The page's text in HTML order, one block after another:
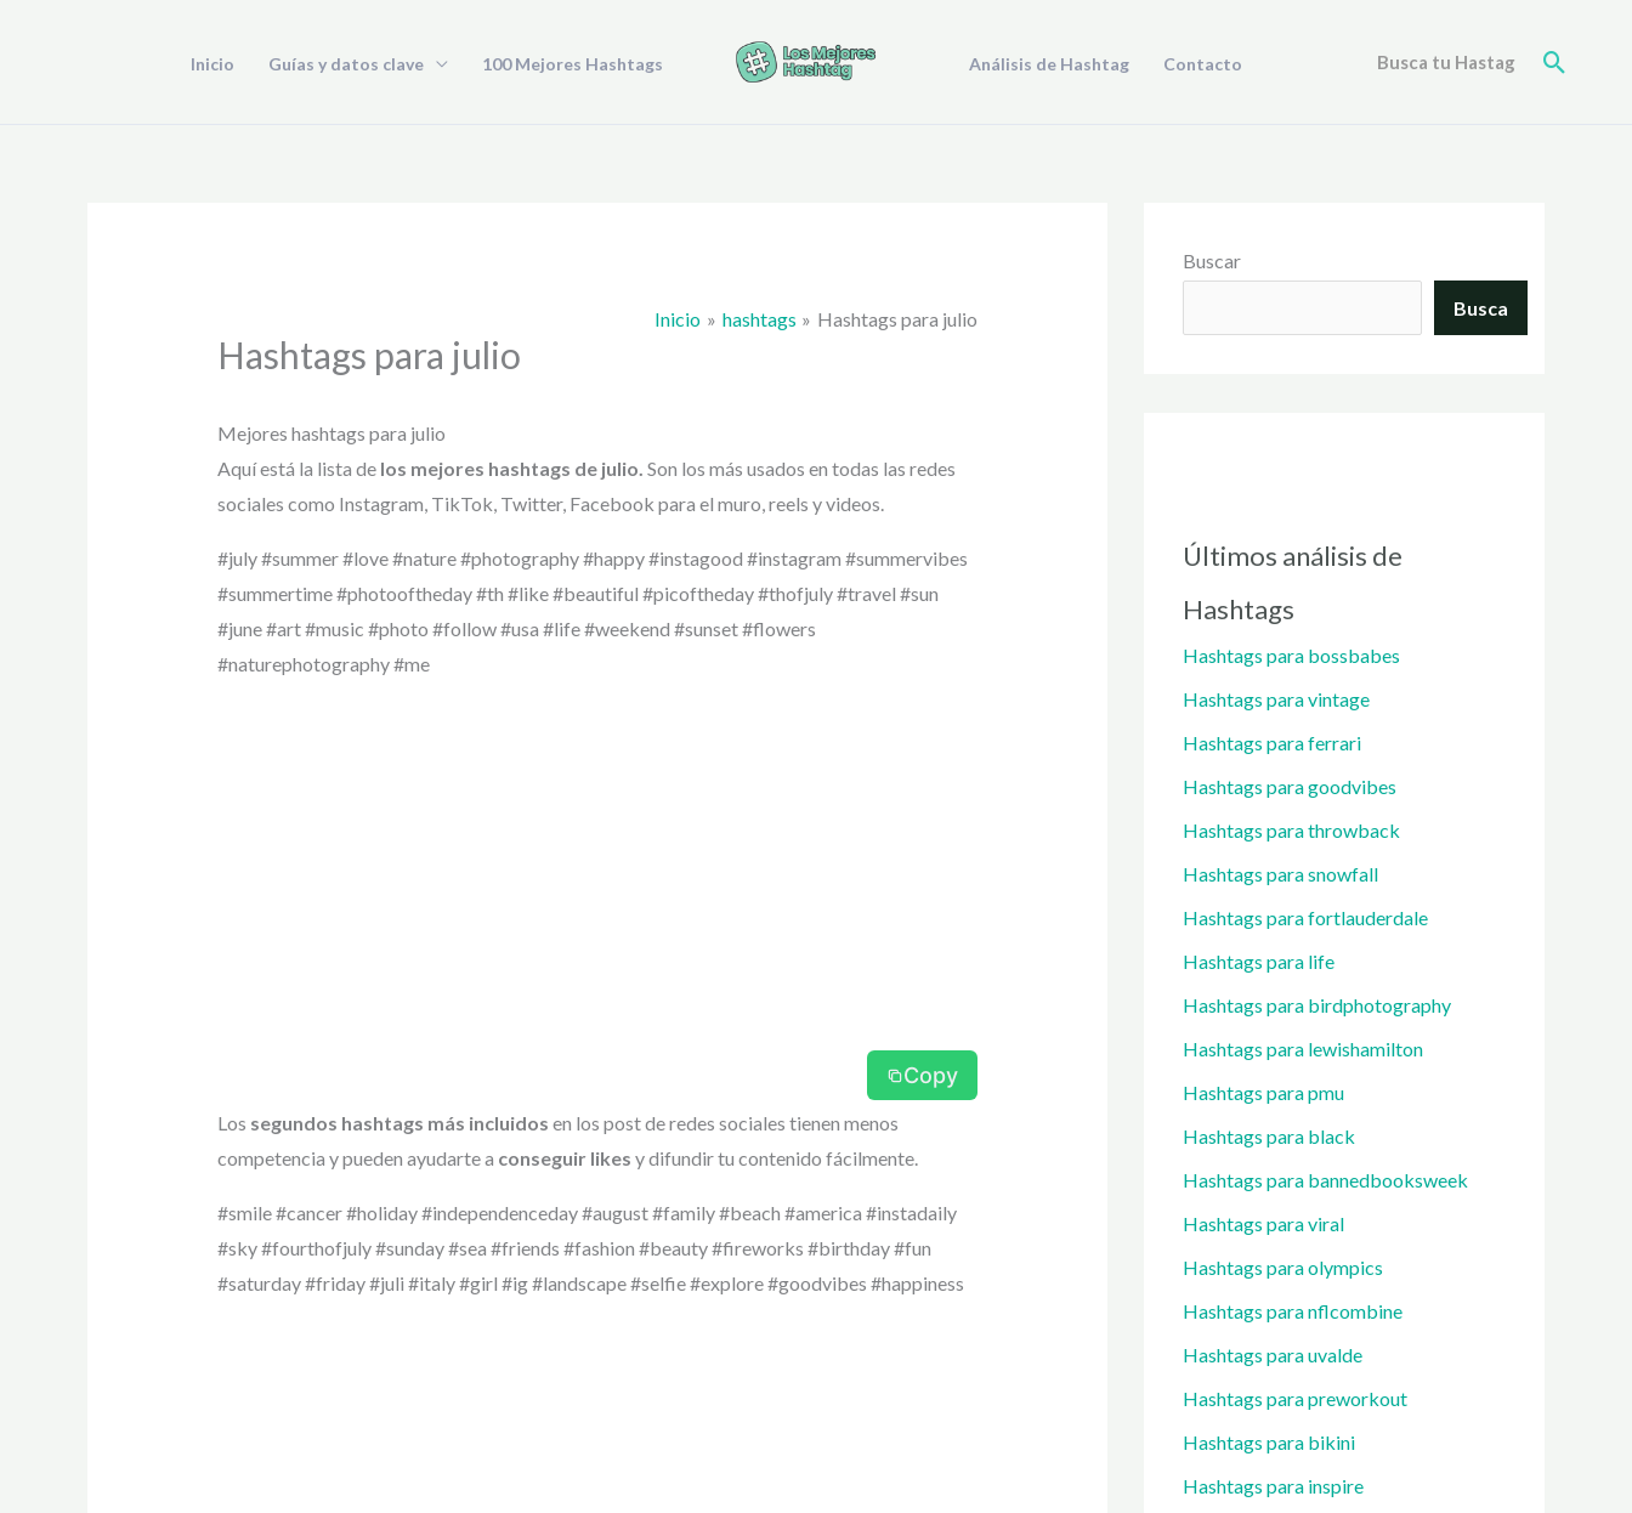
Inicio Guías y datos clave 100 Mejores Hashtags Análisis de Hashtag Contacto Busca tu Hastag Buscar
Inicio hashtags Hashtags para julio
Hashtags para julio
Mejores hashtags para julio
Aquí está la lista de los mejores hashtags de julio. Son los más usados en todas las redes
sociales como Instagram, TikTok, Twitter, Facebook para el muro, reels y videos.
#july #summer #love #nature #photography #happy #instagood #instagram #summervibes
#summertime #photooftheday #th #like #beautiful #picoftheday #thofjuly #travel #sun
#june #art #music #photo #follow #usa #life #weekend #sunset #flowers
#naturephotography #me
Copy
Los segundos hashtags más incluidos en los post de redes sociales tienen menos
competencia y pueden ayudarte a conseguir likes y difundir tu contenido fácilmente.
#smile #cancer #holiday #independenceday #august #family #beach #america #instadaily
#sky #fourthofjuly #sunday #sea #friends #fashion #beauty #fireworks #birthday #fun
#saturday #friday #juli #italy #girl #ig #landscape #selfie #explore #goodvibes #happiness
Buscar
Busca
Últimos análisis de
Hashtags
Hashtags para bossbabes
Hashtags para vintage
Hashtags para ferrari
Hashtags para goodvibes
Hashtags para throwback
Hashtags para snowfall
Hashtags para fortlauderdale
Hashtags para life
Hashtags para birdphotography
Hashtags para lewishamilton
Hashtags para pmu
Hashtags para black
Hashtags para bannedbooksweek
Hashtags para viral
Hashtags para olympics
Hashtags para nflcombine
Hashtags para uvalde
Hashtags para preworkout
Hashtags para bikini
Hashtags para inspire